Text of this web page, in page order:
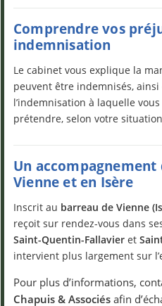
Comprendre vos
indemnisation
Le cabinet vous explique la
peuvent être indemnisés,
l’indemnisation à laquelle
prétendre, selon votre
Un
Vienne et en Isère
Inscrit au barreau de Vienne
reçoit sur rendez-vous dans
Saint-Quentin-Fallavier et
intervient plus largement sur
Pour plus d’informations,
Chapuis & Associés afin